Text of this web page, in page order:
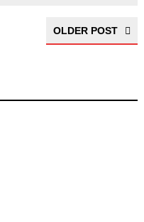
OLDER POST